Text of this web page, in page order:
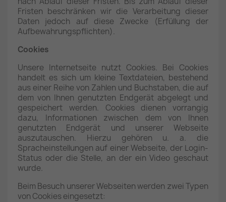
Fristen beschränken wir die Verarbeitung dieser
Daten jedoch auf diese Zwecke (Erfüllung der
Aufbewahrungspflichten).
Cookies
Unsere Internetseite nutzt Cookies. Bei Cookies
handelt es sich um kleine Textdateien, bestehend
aus einer Reihe von Zahlen und Buchstaben, die auf
dem von Ihnen genutzten Endgerät abgelegt und
gespeichert werden. Cookies dienen vorrangig
dazu, Informationen zwischen dem von Ihnen
genutzten Endgerät und unserer Webseite
auszutauschen. Hierzu gehören u. a. die
Spracheinstellungen auf einer Webseite, der Login-
Status oder die Stelle, an der ein Video geschaut
wurde.
Beim Besuch unserer Webseiten werden zwei Typen
von Cookies eingesetzt: